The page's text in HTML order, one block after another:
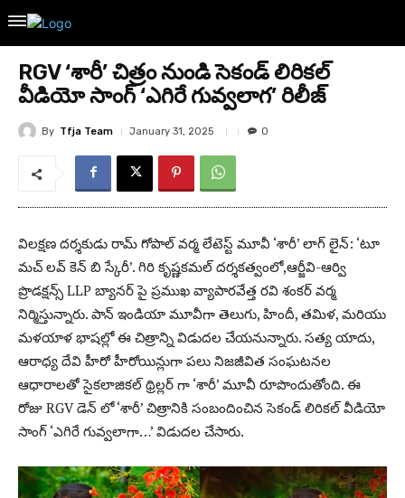
RGV ‘శారీ’ చిత్రం నుండి సెకండ్ లిరికల్
వీడియో సాంగ్ ‘ఎగిరే గువ్వలాగ’ రిలీజ్
By Tfja Team January 31, 2025 0
విలక్షణ దర్శకుడు రామ్ గోపాల్ వర్మ లేటెస్ట్ మూవీ ‘శారీ’ లాగ్ లైన్: ‘టూ
మచ్ లవ్ కెన్ బి స్కేరీ’. గిరి కృష్ణకమల్ దర్శకత్వంలో,ఆర్జీవి-ఆర్వి
ప్రొడక్షన్స్ LLP బ్యానర్ పై ప్రముఖ వ్యాపారవేత్త రవి శంకర్ వర్మ
నిర్మిస్తున్నారు. పాన్ ఇండియా మూవీగా తెలుగు, హిందీ, తమిళ, మరియు
మళయాళ భాషల్లో ఈ చిత్రాన్ని విడుదల చేయనున్నారు. సత్య యాదు,
ఆరాధ్య దేవి హీరో హీరోయిన్లుగా పలు నిజజీవిత సంఘటనల
ఆధారాలతో సైకలాజికల్ థ్రిల్లర్ గా ‘శారీ’ మూవీ రూపొందుతోంది. ఈ
రోజు RGV డెన్ లో ‘శారీ’ చిత్రానికి సంబందించిన సెకండ్ లిరికల్ వీడియో
సాంగ్ ‘ఎగిరే గువ్వలాగా…’ విడుదల చేసారు.